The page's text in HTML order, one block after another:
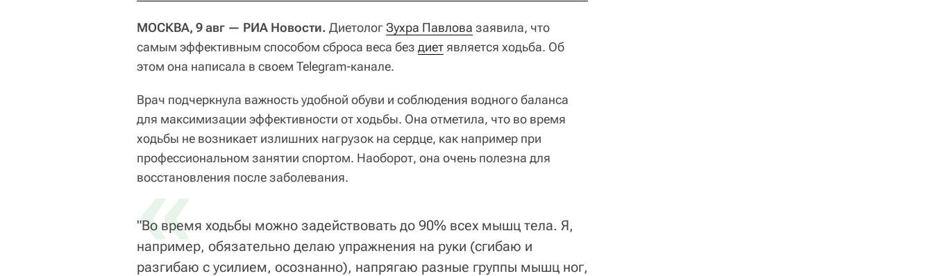
МОСКВА, 9 авг — РИА Новости. ДиетологЗухра Павлова заявила, что
самым эффективным способом сброса веса без диет является ходьба. Об
этом она написала в своем Telegram-канале.
Врач подчеркнула важность удобной обуви и соблюдения водного баланса
для максимизации эффективности от ходьбы. Она отметила, что во время
ходьбы не возникает излишних нагрузок на сердце, как например при
профессиональном занятии спортом. Наоборот, она очень полезна для
восстановления после заболевания.
«
"Во время ходьбы можно задействовать до 90% всех мышц тела. Я,
например, обязательно делаю упражнения на руки (сгибаю и
разгибаю с усилием, осознанно), напрягаю разные группы мышц ног,